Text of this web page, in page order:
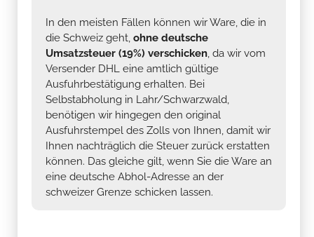
In den meisten Fällen können wir Ware, die in
die Schweiz geht, ohne deutsche
Umsatzsteuer (19%) verschicken, da wir vom
Versender DHL eine amtlich gültige
Ausfuhrbestätigung erhalten. Bei
Selbstabholung in Lahr/Schwarzwald,
benötigen wir hingegen den original
Ausfuhrstempel des Zolls von Ihnen, damit wir
Ihnen nachträglich die Steuer zurück erstatten
können. Das gleiche gilt, wenn Sie die Ware an
eine deutsche Abhol-Adresse an der
schweizer Grenze schicken lassen.